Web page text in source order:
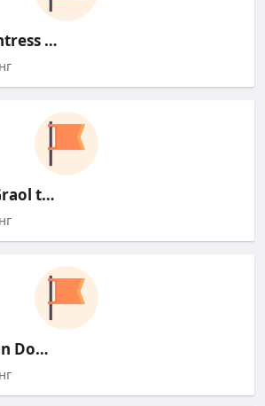
Silksong's Huntress Broodfe
How to Beat Graol the Great in H
Every Needolin Door in Hollow Kn